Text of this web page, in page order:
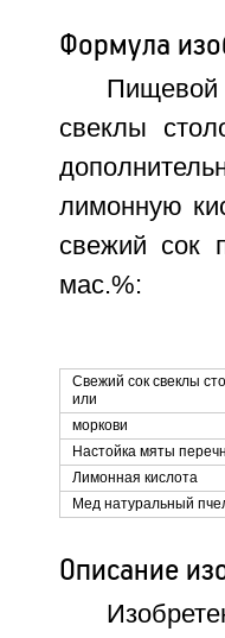
Формула
свеклы
лимонную
свежий сок
мас.%:
Свежий сок свеклы
или
моркови
Настойка мяты
Лимонная кислота
Мед натуральный
Описание